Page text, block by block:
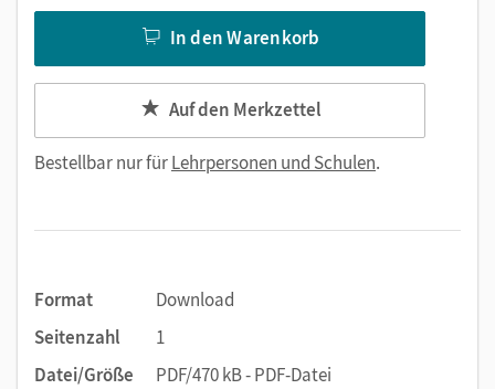
In den Warenkorb
Auf den Merkzettel
Bestellbar nur fürLehrpersonen und Schulen.
Format
Download
Seitenzahl
1
Datei/Größe
PDF/470 kB - PDF-Datei